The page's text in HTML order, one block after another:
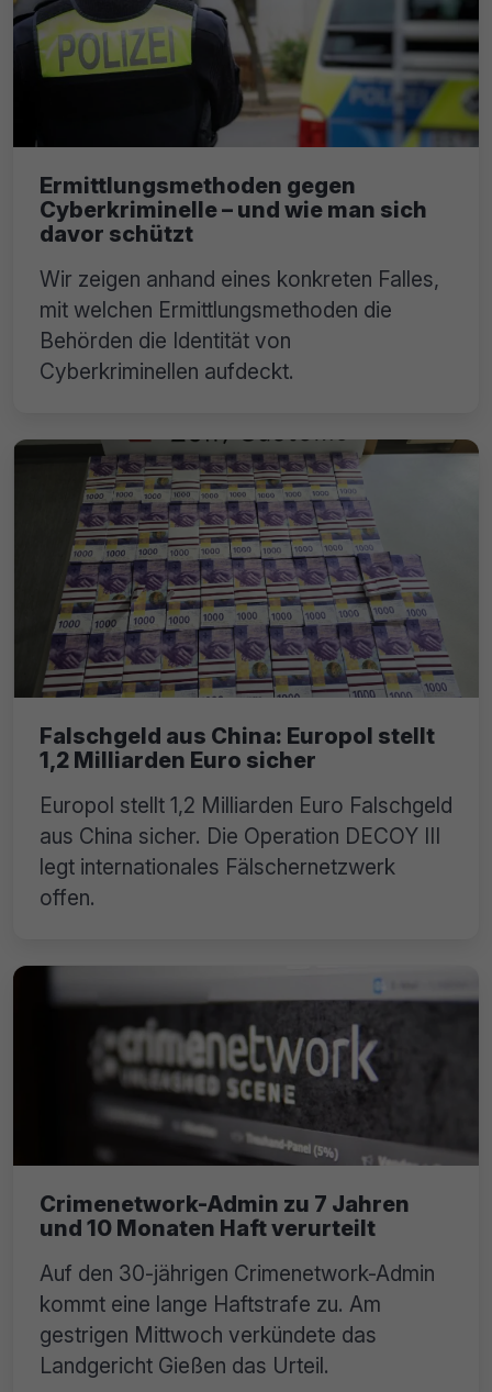
Ermittlungsmethoden gegen
Cyberkriminelle – und wie man sich
davor schützt
Wir zeigen anhand eines konkreten Falles,
mit welchen Ermittlungsmethoden die
Behörden die Identität von
Cyberkriminellen aufdeckt.
Falschgeld aus China: Europol stellt
1,2 Milliarden Euro sicher
Europol stellt 1,2 Milliarden Euro Falschgeld
aus China sicher. Die Operation DECOY III
legt internationales Fälschernetzwerk
offen.
Crimenetwork-Admin zu 7 Jahren
und 10 Monaten Haft verurteilt
Auf den 30-jährigen Crimenetwork-Admin
kommt eine lange Haftstrafe zu. Am
gestrigen Mittwoch verkündete das
Landgericht Gießen das Urteil.